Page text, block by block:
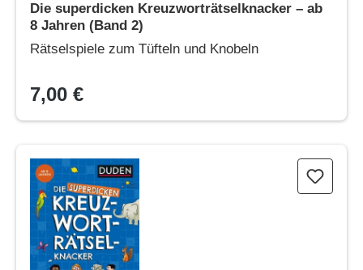
Die superdicken Kreuzworträtselknacker – ab
8 Jahren (Band 2)
Rätselspiele zum Tüfteln und Knobeln
7,00 €
Die superdicken Kreuzworträtselknacker – ab 7 Jahren (Band